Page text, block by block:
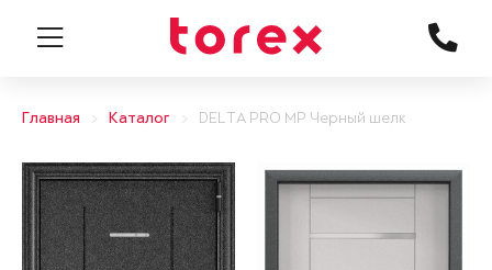
Главная Каталог DELTA PRO MP Черный шелк